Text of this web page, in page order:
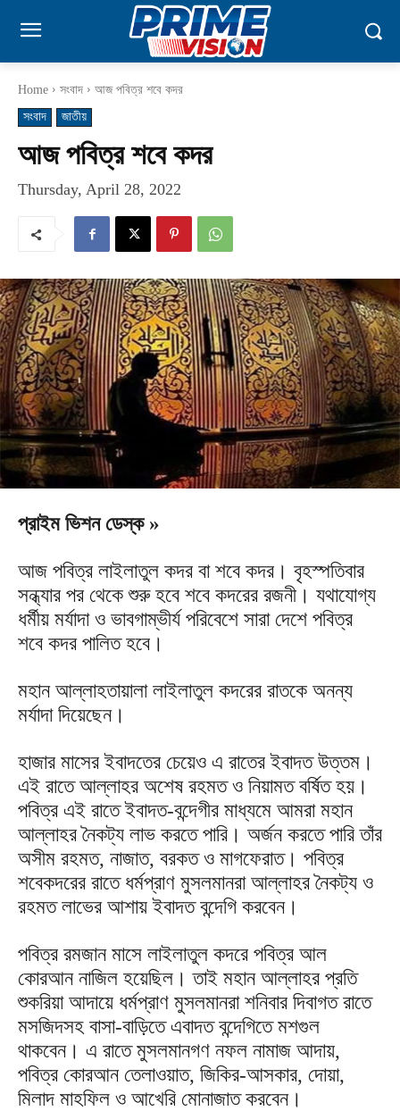
Home সংবাদ
আজ পবিত্র শবে কদর
সংবাদ
জাতীয়
আজ পবিত্র শবে কদর
Thursday, April 28, 2022
প্রাইম ভিশন ডেস্ক »
আজ পবিত্র লাইলাতুল কদর বা শবে কদর। বৃহস্পতিবার
সন্ধ্যার পর থেকে শুরু হবে শবে কদরের রজনী। যথাযোগ্য
ধর্মীয় মর্যাদা ও ভাবগাম্ভীর্য পরিবেশে সারা দেশে পবিত্র
শবে কদর পালিত হবে।
মহান আল্লাহতায়ালা লাইলাতুল কদরের রাতকে অনন্য
মর্যাদা দিয়েছেন।
হাজার মাসের ইবাদতের চেয়েও এ রাতের ইবাদত উত্তম।
এই রাতে আল্লাহর অশেষ রহমত ও নিয়ামত বর্ষিত হয়।
পবিত্র এই রাতে ইবাদত-বন্দেগীর মাধ্যমে আমরা মহান
আল্লাহর নৈকট্য লাভ করতে পারি। অর্জন করতে পারি তাঁর
অসীম রহমত, নাজাত, বরকত ও মাগফেরাত। পবিত্র
শবেকদরের রাতে ধর্মপ্রাণ মুসলমানরা আল্লাহর নৈকট্য ও
রহমত লাভের আশায় ইবাদত বন্দেগি করবেন।
পবিত্র রমজান মাসে লাইলাতুল কদরে পবিত্র আল
কোরআন নাজিল হয়েছিল। তাই মহান আল্লাহর প্রতি
শুকরিয়া আদায়ে ধর্মপ্রাণ মুসলমানরা শনিবার দিবাগত রাতে
মসজিদসহ বাসা-বাড়িতে এবাদত বন্দেগিতে মশগুল
থাকবেন। এ রাতে মুসলমানগণ নফল নামাজ আদায়,
পবিত্র কোরআন তেলাওয়াত, জিকির-আসকার, দোয়া,
মিলাদ মাহফিল ও আখেরি মোনাজাত করবেন।